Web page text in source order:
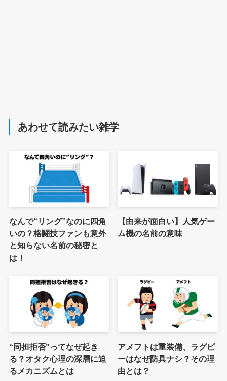
あわせて読みたい雑学
なんで“リング”なのに四角
いの？格闘技ファンも意外
と知らない名前の秘密と
は！
【由来が面白い】人気ゲー
ム機の名前の意味
“同担拒否”ってなぜ起き
る？オタク心理の深層に迫
るメカニズムとは
アメフトは重装備、ラグビ
ーはなぜ防具ナシ？その理
由とは？